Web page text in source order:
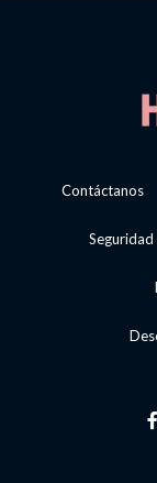
Contáctanos
Seguridad